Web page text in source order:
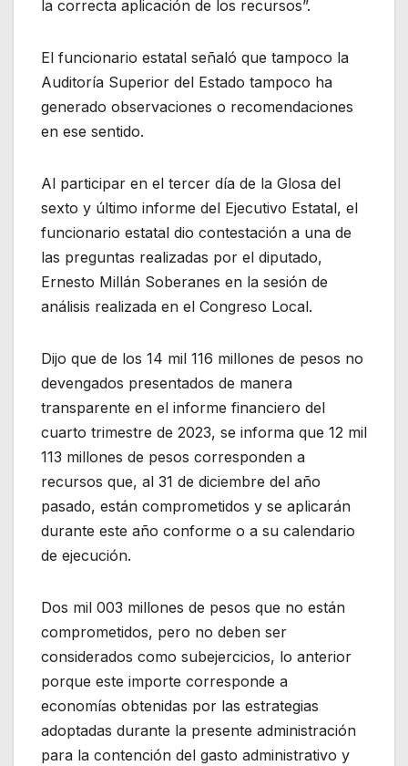
la correcta aplicación de los recursos”.
El funcionario estatal señaló que tampoco la
Auditoría Superior del Estado tampoco ha
generado observaciones o recomendaciones
en ese sentido.
Al participar en el tercer día de la Glosa del
sexto y último informe del Ejecutivo Estatal, el
funcionario estatal dio contestación a una de
las preguntas realizadas por el diputado,
Ernesto Millán Soberanes en la sesión de
análisis realizada en el Congreso Local.
Dijo que de los 14 mil 116 millones de pesos no
devengados presentados de manera
transparente en el informe financiero del
cuarto trimestre de 2023, se informa que 12 mil
113 millones de pesos corresponden a
recursos que, al 31 de diciembre del año
pasado, están comprometidos y se aplicarán
durante este año conforme o a su calendario
de ejecución.
Dos mil 003 millones de pesos que no están
comprometidos, pero no deben ser
considerados como subejercicios, lo anterior
porque este importe corresponde a
economías obtenidas por las estrategias
adoptadas durante la presente administración
para la contención del gasto administrativo y